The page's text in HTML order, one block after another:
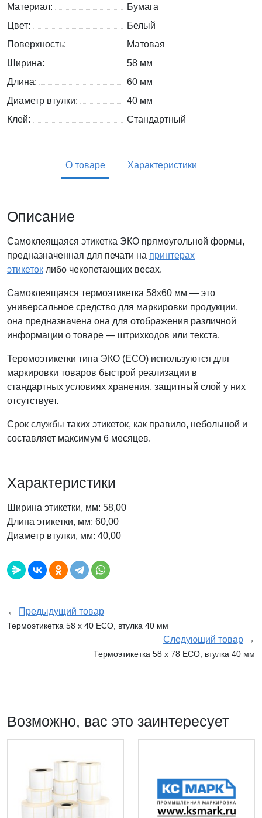
Материал:
Бумага
Цвет:
Белый
Поверхность:
Матовая
Ширина:
58 мм
Длина:
60 мм
Диаметр втулки:
40 мм
Клей:
Стандартный
О товаре Характеристики
Описание
Самоклеящаяся этикетка ЭКО прямоугольной формы,
предназначенная для печати на принтерах
этикеток либо чекопетающих весах.
Самоклеящаяся термоэтикетка 58x60 мм — это
универсальное средство для маркировки продукции,
она предназначена она для отображения различной
информации о товаре — штрихкодов или текста.
Теромоэтикетки типа ЭКО (ECO) используются для
маркировки товаров быстрой реализации в
стандартных условиях хранения, защитный слой у них
отсутствует.
Срок службы таких этикеток, как правило, небольшой и
составляет максимум 6 месяцев.
Характеристики
Ширина этикетки, мм: 58,00
Длина этикетки, мм: 60,00
Диаметр втулки, мм: 40,00
← Предыдущий товар
Термоэтикетка 58 х 40 ECO, втулка 40 мм
Следующий товар →
Термоэтикетка 58 х 78 ECO, втулка 40 мм
Возможно, вас это заинтересует